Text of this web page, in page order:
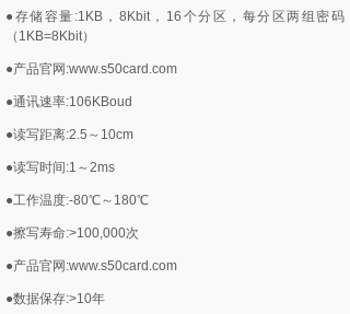
●存储容量:1KB，8Kbit，16个分区，每分区两组密码
（1KB=8Kbit）
●产品官网:www.s50card.com
●通讯速率:106KBoud
●读写距离:2.5～10cm
●读写时间:1～2ms
●工作温度:-80℃～180℃
●擦写寿命:>100,000次
●产品官网:www.s50card.com
●数据保存:>10年